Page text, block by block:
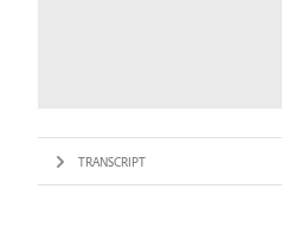
TRANSCRIPT